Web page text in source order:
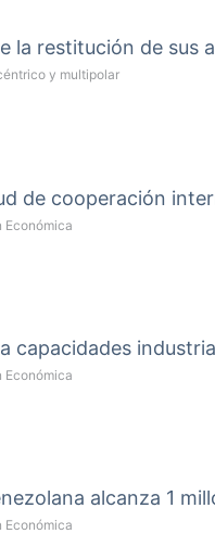
la restitución de sus
y multipolar
de cooperación
Económica
capacidades
Económica
alcanza 1
Económica